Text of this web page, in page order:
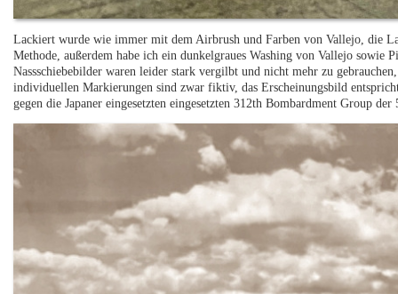
Lackiert wurde wie immer mit dem Airbrush und Farben von Vallejo, die
Methode, außerdem habe ich ein dunkelgraues Washing von Vallejo sowie
Nassschiebebilder waren leider stark vergilbt und nicht mehr zu
individuellen Markierungen sind zwar fiktiv, das Erscheinungsbild
gegen die Japaner eingesetzten eingesetzten 312th Bombardment Group